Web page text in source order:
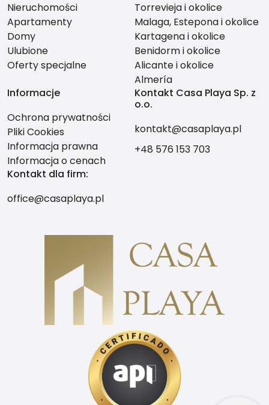
Nieruchomości
Apartamenty
Domy
Ulubione
Oferty specjalne
Torrevieja i okolice
Malaga, Estepona i okolice
Kartagena i okolice
Benidorm i okolice
Alicante i okolice
Almería
Informacje
Ochrona prywatności
Pliki Cookies
Informacja prawna
Informacja o cenach
Kontakt Casa Playa Sp. z
o.o.
kontakt@casaplaya.pl
+48 576 153 703
Kontakt dla firm:
office@casaplaya.pl